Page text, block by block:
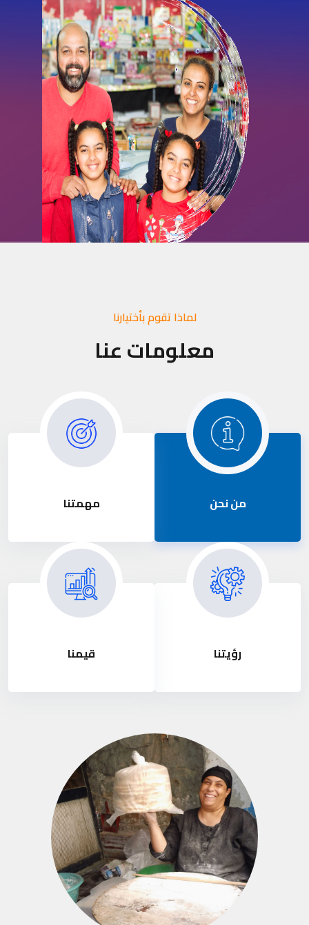
لماذا تقوم بأختيارنا
معلومات عنا
من نحن مهمتنا
رؤيتنا قيمنا